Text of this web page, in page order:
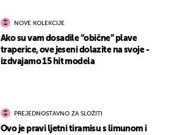
NOVE KOLEKCIJE
Ako su vam dosadile “obične” plave
traperice, ove jeseni dolazite na svoje -
izdvajamo 15 hit modela
PREJEDNOSTAVNO ZA SLOŽITI
Ovo je pravi ljetni tiramisu s limunom i